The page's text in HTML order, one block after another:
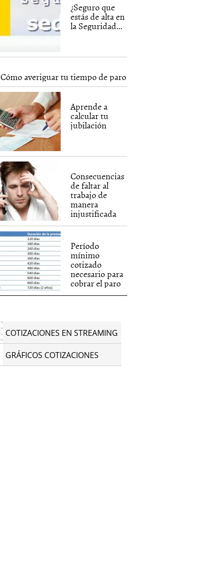
¿Seguro que
estás de alta en
la Seguridad...
Cómo averiguar tu tiempo de paro
Aprende a
calcular tu
jubilación
Consecuencias
de faltar al
trabajo de
manera
injustificada
Período
mínimo
cotizado
necesario para
cobrar el paro
COTIZACIONES EN STREAMING
GRÁFICOS COTIZACIONES